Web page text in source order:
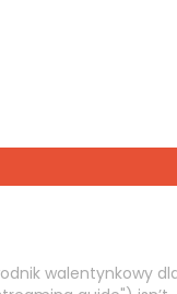
walentynkowy